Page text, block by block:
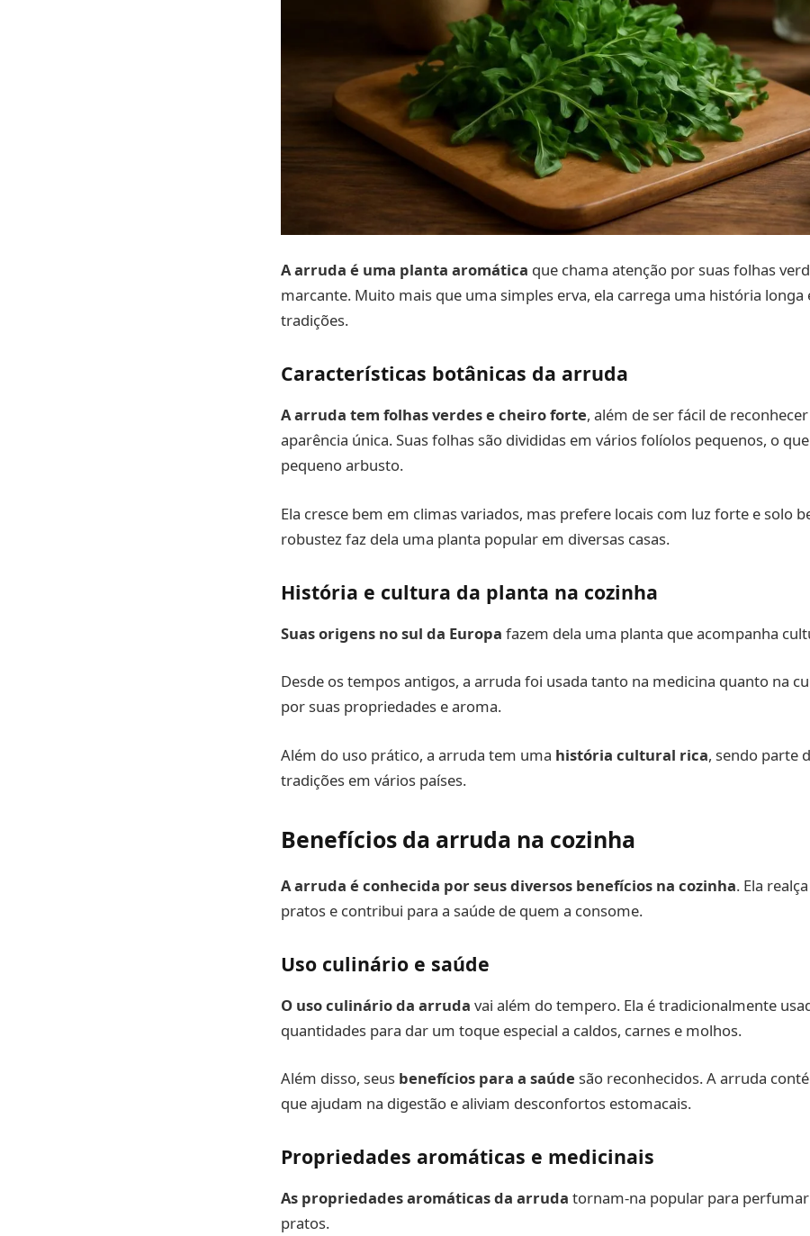
A arruda é uma planta aromática que chama atenção por suas folhas
marcante. Muito mais que uma simples erva, ela carrega uma história longa
tradições.
Características botânicas da arruda
A arruda tem folhas verdes e cheiro forte, além de ser fácil de
aparência única. Suas folhas são divididas em vários folíolos pequenos, o
pequeno arbusto.
Ela cresce bem em climas variados, mas prefere locais com luz forte e solo
robustez faz dela uma planta popular em diversas casas.
História e cultura da planta na cozinha
Suas origens no sul da Europa fazem dela uma planta que acompanha
Desde os tempos antigos, a arruda foi usada tanto na medicina quanto na
por suas propriedades e aroma.
Além do uso prático, a arruda tem uma história cultural rica, sendo parte
tradições em vários países.
Benefícios da arruda na cozinha
A arruda é conhecida por seus diversos benefícios na cozinha. Ela
pratos e contribui para a saúde de quem a consome.
Uso culinário e saúde
O uso culinário da arruda vai além do tempero. Ela é tradicionalmente
quantidades para dar um toque especial a caldos, carnes e molhos.
Além disso, seus benefícios para a saúde são reconhecidos. A arruda
que ajudam na digestão e aliviam desconfortos estomacais.
Propriedades aromáticas e medicinais
As propriedades aromáticas da arruda tornam-na popular para
pratos.